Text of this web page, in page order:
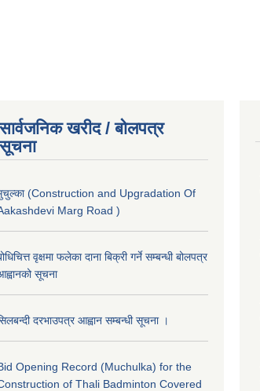
सार्वजनिक खरीद / बोलपत्र
सूचना
(Construction and Upgradation Of
Marg Road )
वृक्षमा फलेका दाना बिक्री गर्ने सम्बन्धी बोलपत्र
सूचना
दरभाउपत्र आह्वान सम्बन्धी सूचना ।
Opening Record (Muchulka) for the
of Thali Badminton Covered